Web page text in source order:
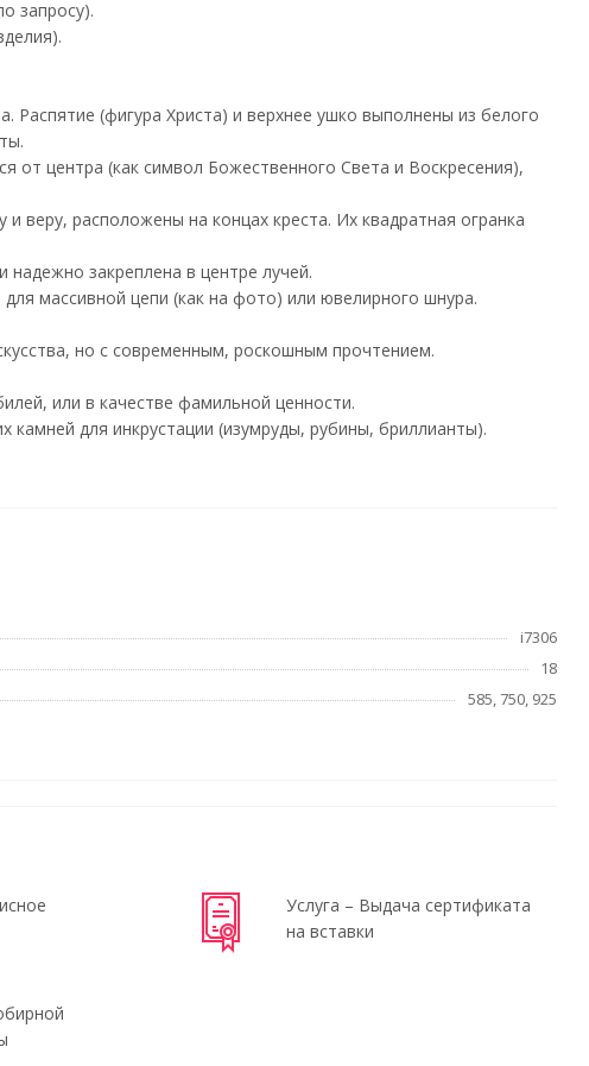
запросу).
(фигура Христа) и верхнее ушко выполнены из белого
центра (как символ Божественного Света и Воскресения),
расположены на концах креста. Их квадратная огранка
закреплена в центре лучей.
массивной цепи (как на фото) или ювелирного шнура.
но с современным, роскошным прочтением.
или в качестве фамильной ценности.
для инкрустации (изумруды, рубины, бриллианты).
i7306
18
585, 750, 925
Услуга – Выдача сертификата
на вставки